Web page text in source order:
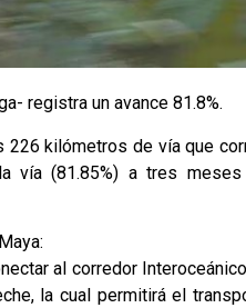
registra un avance 81.8%.
226 kilómetros de vía que
vía (81.85%) a tres
al corredor
la cual permitirá el